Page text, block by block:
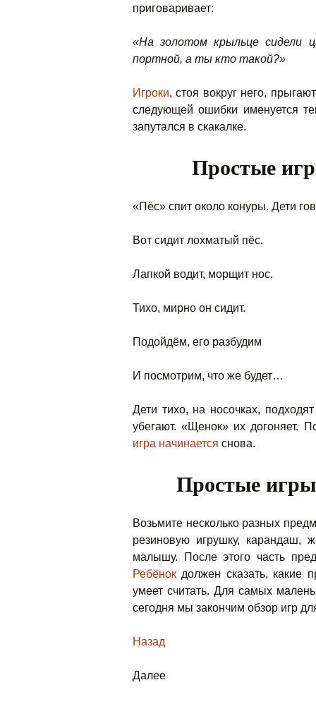
приговаривает:
«На золотом крыльце сидели
портной, а ты кто такой?»
Игроки, стоя вокруг него,
следующей ошибки именуется
запутался в скакалке.
Простые
«Пёс» спит около конуры. Дети
Вот сидит лохматый пёс.
Лапкой водит, морщит нос.
Тихо, мирно он сидит.
Подойдём, его разбудим
И посмотрим, что же будет…
Дети тихо, на носочках,
убегают. «Щенок» их догоняет.
игра начинается снова.
Простые
Возьмите несколько разных
резиновую игрушку, карандаш,
малышу. После этого часть
Ребёнок должен сказать, какие
умеет считать. Для самых
сегодня мы закончим обзор игр
Назад
Далее